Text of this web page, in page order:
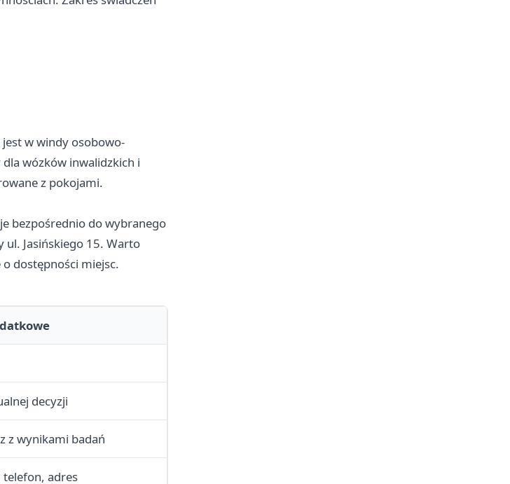
w windy osobowo-
wózków inwalidzkich i
z pokojami.
bezpośrednio do wybranego
ul. Jasińskiego 15. Warto
dostępności miejsc.
decyzji
z wynikami badań
adres